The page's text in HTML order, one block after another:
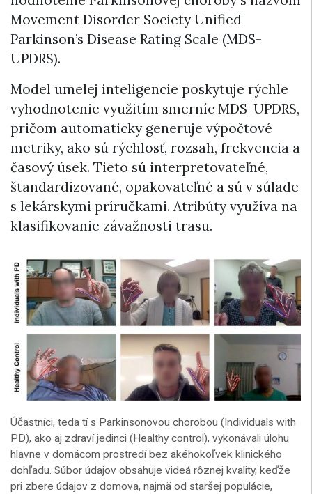
Movement Disorder Society Unified
Parkinson’s Disease Rating Scale (MDS-
UPDRS).
Model umelej inteligencie poskytuje rýchle
vyhodnotenie využitím smerníc MDS-UPDRS,
pričom automaticky generuje výpočtové
metriky, ako sú rýchlosť, rozsah, frekvencia a
časový úsek. Tieto sú interpretovateľné,
štandardizované, opakovateľné a sú v súlade
s lekárskymi príručkami. Atribúty využíva na
klasifikovanie závažnosti trasu.
Účastníci, teda tí s Parkinsonovou chorobou (Individuals with
PD), ako aj zdraví jedinci (Healthy control), vykonávali úlohu
hlavne v domácom prostredí bez akéhokoľvek klinického
dohľadu. Súbor údajov obsahuje videá rôznej kvality, keďže
pri zbere údajov z domova, najmä od staršej populácie,